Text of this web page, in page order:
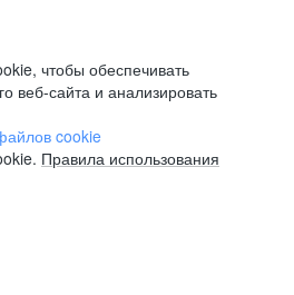
чтобы обеспечивать
веб-сайта и анализировать
cookie
Правила использования